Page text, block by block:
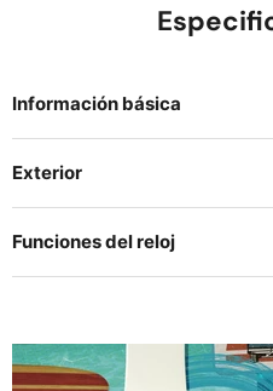
Información básica
Exterior
Funciones del reloj